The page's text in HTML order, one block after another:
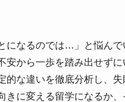
になるのでは…」と悩ん
安から一歩を踏み出せず
的な違いを徹底分析し、
きに変える留学になるか